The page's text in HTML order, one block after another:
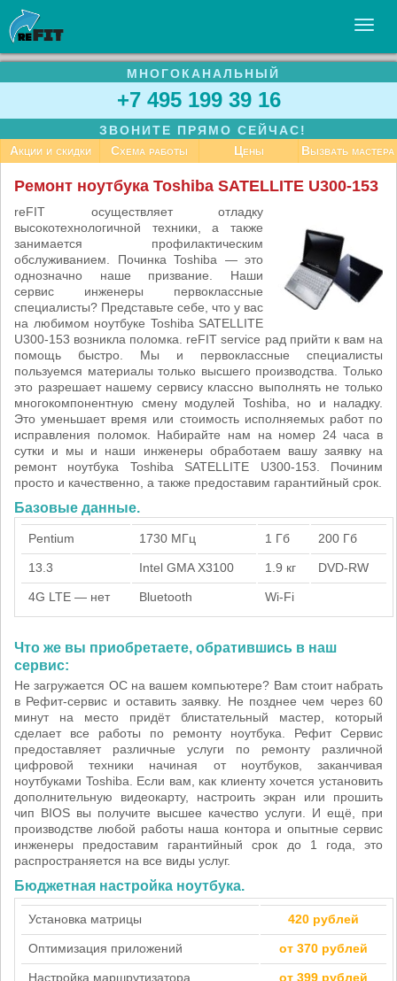
УСЛУГИ
БИЗНЕСУ
СТАТЬИ
МНОГОКАНАЛЬНЫЙ
+7 495 199 39 16
ЗВОНИТЕ ПРЯМО СЕЙЧАС!
Акции и скидки
Схема работы Цены Вызвать мастера
Ремонт ноутбука Toshiba SATELLITE U300-153
reFIT осуществляет отладку
высокотехнологичной техники, а также
занимается профилактическим
обслуживанием. Починка Toshiba — это
однозначно наше призвание. Наши
сервис инженеры первоклассные
специалисты? Представьте себе, что у вас
на любимом ноутбуке Toshiba SATELLITE
U300-153 возникла поломка. reFIT service рад прийти к вам на
помощь быстро. Мы и первоклассные специалисты
пользуемся материалы только высшего производства. Только
это разрешает нашему сервису классно выполнять не только
многокомпонентную смену модулей Toshiba, но и наладку.
Это уменьшает время или стоимость исполняемых работ по
исправления поломок. Набирайте нам на номер 24 часа в
сутки и мы и наши инженеры обработаем вашу заявку на
ремонт ноутбука Toshiba SATELLITE U300-153. Починим
просто и качественно, а также предоставим гарантийный срок.
Базовые данные.
Pentium 1730 МГц 1 Гб 200 Гб
13.3 Intel GMA X3100 1.9 кг DVD-RW
4G LTE — нет Bluetooth Wi-Fi
Что же вы приобретаете, обратившись в наш
сервис:
Не загружается ОС на вашем компьютере? Вам стоит набрать
в Рефит-сервис и оставить заявку. Не позднее чем через 60
минут на место придёт блистательный мастер, который
сделает все работы по ремонту ноутбука. Рефит Сервис
предоставляет различные услуги по ремонту различной
цифровой техники начиная от ноутбуков, заканчивая
ноутбуками Toshiba. Если вам, как клиенту хочется установить
дополнительную видеокарту, настроить экран или прошить
чип BIOS вы получите высшее качество услуги. И ещё, при
производстве любой работы наша контора и опытные сервис
инженеры предоставим гарантийный срок до 1 года, это
распространяется на все виды услуг.
Бюджетная настройка ноутбука.
Установка матрицы 420 рублей
Оптимизация приложений от 370 рублей
Настройка маршрутизатора от 399 рублей